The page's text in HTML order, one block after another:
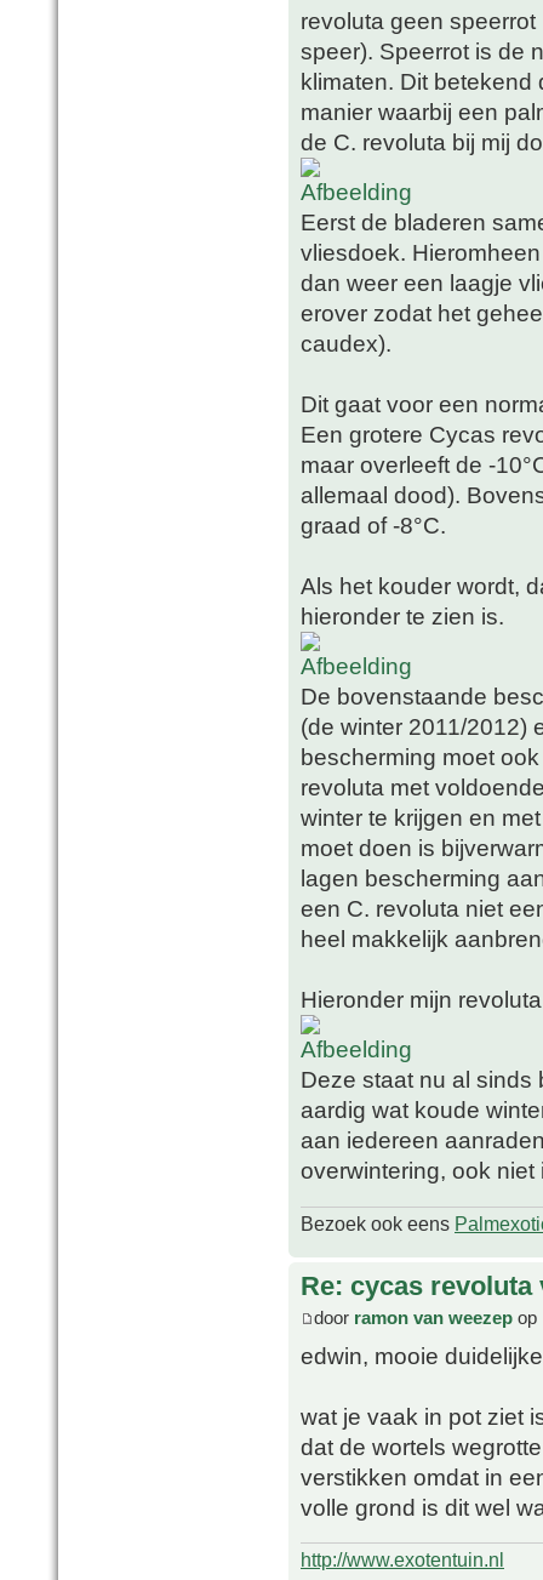
revoluta geen
speer). Speerrot is de
klimaten. Dit
manier waarbij een
de C. revoluta bij mij
Eerst de bladeren
vliesdoek.
dan weer een laagje
erover zodat het
caudex).
Dit gaat voor een
Een grotere Cycas
maar overleeft de -
allemaal dood).
graad of -8°C.
Als het kouder wordt,
hieronder te zien is.
De bovenstaande
(de winter 2011/2012)
bescherming moet
revoluta met
winter te krijgen en
moet doen is
lagen bescherming
een C. revoluta niet
heel makkelijk
Hieronder mijn
Deze staat nu al sinds
aardig wat koude
aan iedereen
overwintering, ook
Bezoek ook eens
Re: cycas revoluta
door ramon van weezep op
edwin, mooie
wat je vaak in pot ziet
dat de wortels
verstikken omdat in
volle grond is dit wel
http://www.exotentuin.nl